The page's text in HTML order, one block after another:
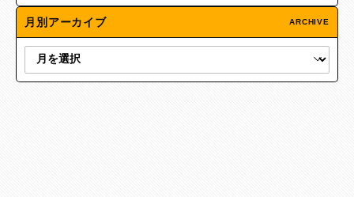
月別アーカイブ ARCHIVE